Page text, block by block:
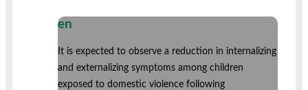
en
It is expected to observe a reduction in internalizing
and externalizing symptoms among children
exposed to domestic violence following